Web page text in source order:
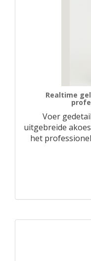
Realtime
Voer
uitgebreide
het